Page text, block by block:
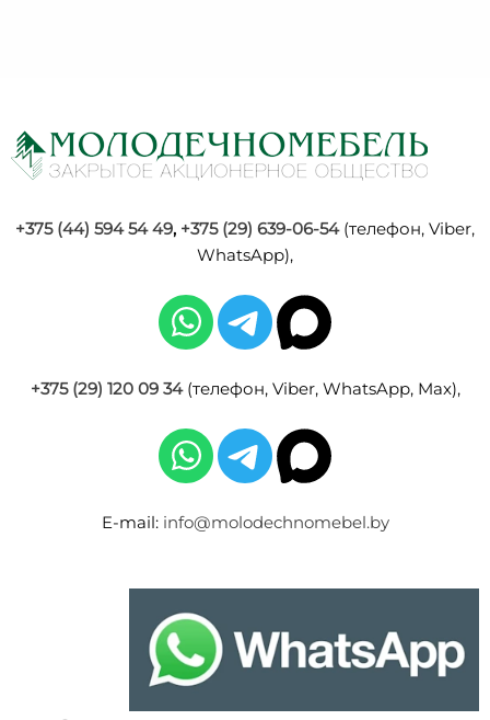
+375 (44) 594 54 49, +375 (29) 639-06-54(телефон, Viber,
WhatsApp),
+375 (29) 120 09 34(телефон, Viber, WhatsApp, Max),
E-mail: info@molodechnomebel.by